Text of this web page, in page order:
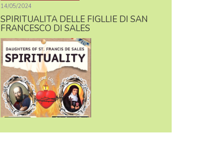
14/05/2024
SPIRITUALITA DELLE FIGLLIE DI SAN
FRANCESCO DI SALES